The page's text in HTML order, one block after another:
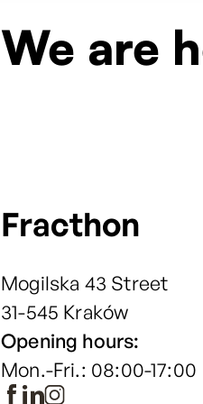
We are
Fracthon
Mogilska 43 Street
31-545 Kraków
Opening hours:
Mon.-Fri.: 08:00-17:00